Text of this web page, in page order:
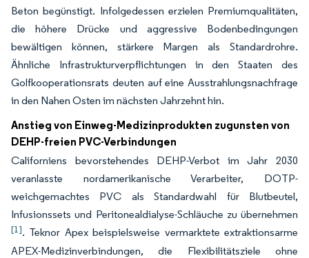
Beton begünstigt. Infolgedessen erzielen Premiumqualitäten,
die höhere Drücke und aggressive Bodenbedingungen
bewältigen können, stärkere Margen als Standardrohre.
Ähnliche Infrastrukturverpflichtungen in den Staaten des
Golfkooperationsrats deuten auf eine Ausstrahlungsnachfrage
in den Nahen Osten im nächsten Jahrzehnt hin.
Anstieg von Einweg-Medizinprodukten zugunsten von
DEHP-freien PVC-Verbindungen
Californiens bevorstehendes DEHP-Verbot im Jahr 2030
veranlasste nordamerikanische Verarbeiter, DOTP-
weichgemachtes PVC als Standardwahl für Blutbeutel,
Infusionssets und Peritonealdialyse-Schläuche zu übernehmen
[1]. Teknor Apex beispielsweise vermarktete extraktionsarme
APEX-Medizinverbindungen, die Flexibilitätsziele ohne